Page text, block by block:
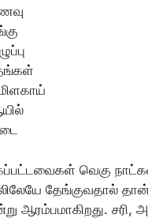
வெகு
தேங்குவதால்
ஆரம்பமாகிறது. சரி,